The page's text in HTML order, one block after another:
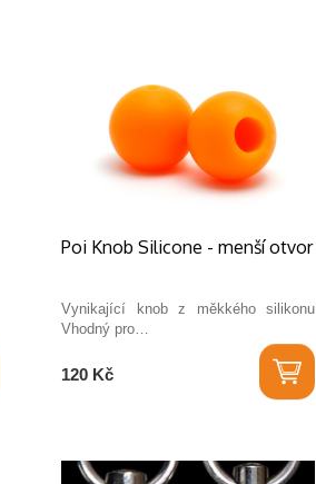
Poi Knob Silicone - menší otvor
Vynikající knob z měkkého silikonu
Vhodný pro…
120 Kč